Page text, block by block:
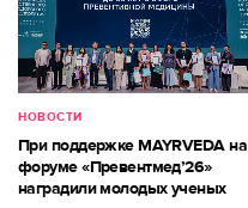
НОВОСТИ
При поддержке MAYRVEDA на
форуме «Превентмед’26»
наградили молодых ученых